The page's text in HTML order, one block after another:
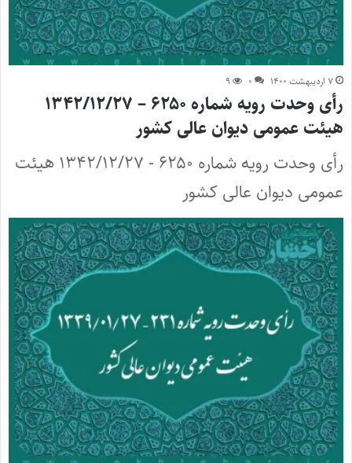
۷ اردیبهشت ۱۴۰۰ ۰ ۹
رأی وحدت رویه شماره ۶۲۵۰ – ۱۳۴۲/۱۲/۲۷
هیئت عمومی دیوان عالی کشور
رأی وحدت رویه شماره ۶۲۵۰ - ۱۳۴۲/۱۲/۲۷ هیئت
عمومی دیوان عالی کشور